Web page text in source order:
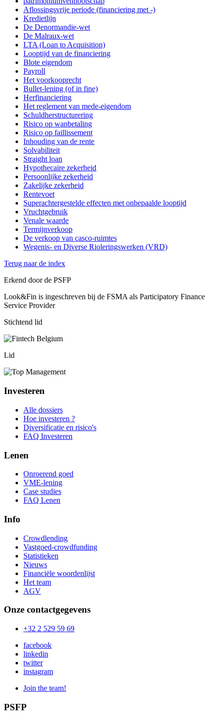
Aflossingsvrije periode (financiering met -)
Kredietlijn
De Denormandie-wet
De Malraux-wet
LTA (Loan to Acquisition)
Looptijd van de financiering
Blote eigendom
Payroll
Het voorkooprecht
Bullet-lening (of in fine)
Herfinanciering
Het reglement van mede-eigendom
Schuldherstructurering
Risico op wanbetaling
Risico op faillissement
Inhouding van de rente
Solvabiliteit
Straight loan
Hypothecaire zekerheid
Persoonlijke zekerheid
Zakelijke zekerheid
Rentevoet
Superachtergestelde effecten met onbepaalde looptijd
Vruchtgebruik
Venale waarde
Termijnverkoop
De verkoop van casco-ruimtes
Wegenis- en Diverse Rioleringswerken (VRD)
Terug naar de index
Erkend door de PSFP
Look&Fin is ingeschreven bij de FSMA als Participatory Finance
Service Provider
Stichtend lid
Lid
Investeren
Alle dossiers
Hoe investeren ?
Diversificatie en risico's
FAQ Investeren
Lenen
Onroerend goed
VME-lening
Case studies
FAQ Lenen
Info
Crowdlending
Vastgoed-crowdfunding
Statistieken
Nieuws
Financiële woordenlijst
Het team
AGV
Onze contactgegevens
+32 2 529 59 69
facebook
linkedin
twitter
instagram
Join the team!
PSFP